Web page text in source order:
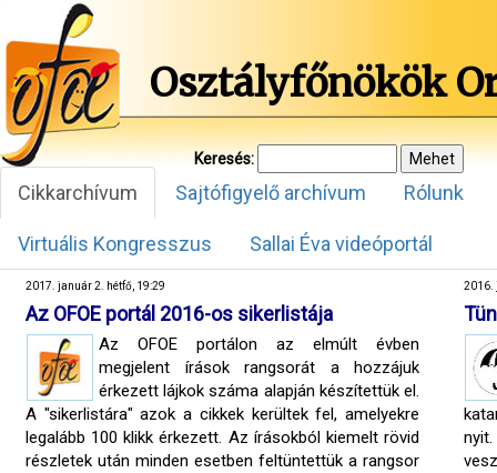
Osztályfőnökök
Keresés:
Cikkarchívum Sajtófigyelő archívum Rólunk
Virtuális Kongresszus Sallai Éva videóportál
2017. január 2. hétfő, 19:29
Az OFOE portál 2016-os sikerlistája
Az OFOE portálon az elmúlt évben
megjelent írások rangsorát a hozzájuk
érkezett lájkok száma alapján készítettük el.
A "sikerlistára" azok a cikkek kerültek fel, amelyekre
legalább 100 klikk érkezett. Az írásokból kiemelt rövid
részletek után minden esetben feltüntettük a rangsor
2016.